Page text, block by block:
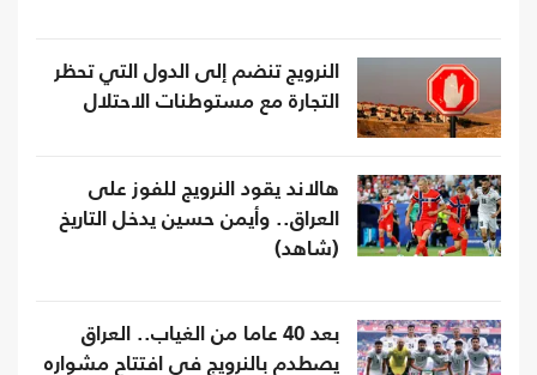
النرويج تنضم إلى الدول التي تحظر
التجارة مع مستوطنات الاحتلال
هالاند يقود النرويج للفوز على
العراق.. وأيمن حسين يدخل التاريخ
(شاهد)
بعد 40 عاما من الغياب.. العراق
يصطدم بالنرويج في افتتاح مشواره